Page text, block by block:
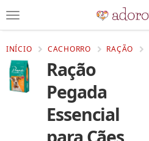
INÍCIO CACHORRO RAÇÃO
Ração
Pegada
Essencial